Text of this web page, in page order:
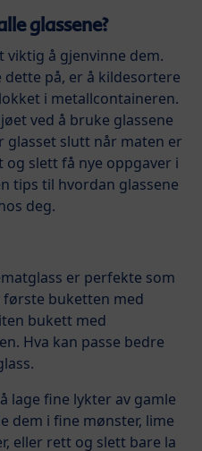
glassene?
viktig å gjenvinne dem.
på, er å kildesortere
i metallcontaineren.
ved å bruke glassene
glasset slutt når maten er
og slett få nye oppgaver i
tips til hvordan glassene
deg.
er perfekte som
første buketten med
bukett med
Hva kan passe bedre
lage fine lykter av gamle
dem i fine mønster, lime
eller rett og slett bare la